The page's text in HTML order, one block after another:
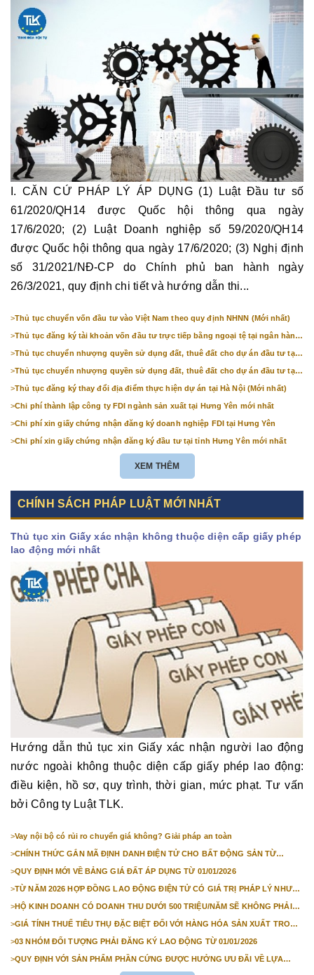
I. CĂN CỨ PHÁP LÝ ÁP DỤNG (1) Luật Đầu tư số
61/2020/QH14 được Quốc hội thông qua ngày
17/6/2020; (2) Luật Doanh nghiệp số 59/2020/QH14
được Quốc hội thông qua ngày 17/6/2020; (3) Nghị định
số 31/2021/NĐ-CP do Chính phủ ban hành ngày
26/3/2021, quy định chi tiết và hướng dẫn thi...
>Thủ tục chuyển vốn đầu tư vào Việt Nam theo quy định NHNN (Mới nhất)
>Thủ tục đăng ký tài khoản vốn đầu tư trực tiếp bằng ngoại tệ tại ngân hàng
>Thủ tục chuyển nhượng quyền sử dụng đất, thuê đất cho dự án đầu tư tại
>Thủ tục chuyển nhượng quyền sử dụng đất, thuê đất cho dự án đầu tư tại
>Thủ tục đăng ký thay đổi địa điểm thực hiện dự án tại Hà Nội (Mới nhất)
>Chi phí thành lập công ty FDI ngành sản xuất tại Hưng Yên mới nhất
>Chi phí xin giấy chứng nhận đăng ký doanh nghiệp FDI tại Hưng Yên
>Chi phí xin giấy chứng nhận đăng ký đầu tư tại tỉnh Hưng Yên mới nhất
XEM THÊM
CHÍNH SÁCH PHÁP LUẬT MỚI NHẤT
Thủ tục xin Giấy xác nhận không thuộc diện cấp giấy phép
lao động mới nhất
Hướng dẫn thủ tục xin Giấy xác nhận người lao động
nước ngoài không thuộc diện cấp giấy phép lao động:
điều kiện, hồ sơ, quy trình, thời gian, mức phạt. Tư vấn
bởi Công ty Luật TLK.
>Vay nội bộ có rủi ro chuyển giá không? Giải pháp an toàn
>CHÍNH THỨC GẮN MÃ ĐỊNH DANH ĐIỆN TỬ CHO BẤT ĐỘNG SẢN TỪ
>QUY ĐỊNH MỚI VỀ BẢNG GIÁ ĐẤT ÁP DỤNG TỪ 01/01/2026
>TỪ NĂM 2026 HỢP ĐỒNG LAO ĐỘNG ĐIỆN TỬ CÓ GIÁ TRỊ PHÁP LÝ NHƯ
>HỘ KINH DOANH CÓ DOANH THU DƯỚI 500 TRIỆU/NĂM SẼ KHÔNG PHẢI
>GIÁ TÍNH THUẾ TIÊU THỤ ĐẶC BIỆT ĐỐI VỚI HÀNG HÓA SẢN XUẤT TRONG
>03 NHÓM ĐỐI TƯỢNG PHẢI ĐĂNG KÝ LAO ĐỘNG TỪ 01/01/2026
>QUY ĐỊNH VỚI SẢN PHẨM PHẦN CỨNG ĐƯỢC HƯỞNG ƯU ĐÃI VỀ LỰA